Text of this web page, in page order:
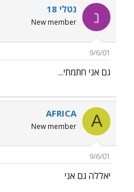
נ נטלי 18
New member
9/6/01
גם אני חתמתי...
A
AFRICA
New member
9/6/01
יאללה גם אני